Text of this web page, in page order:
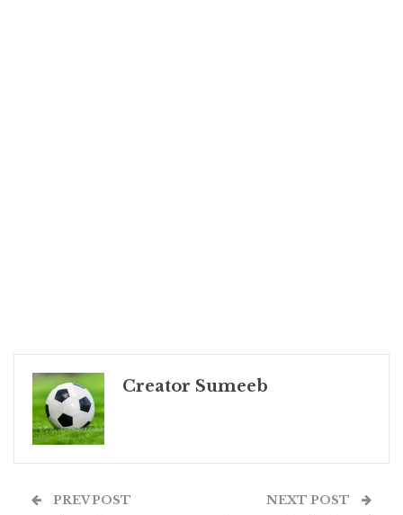
Creator Sumeeb
PREV POST NEXT POST